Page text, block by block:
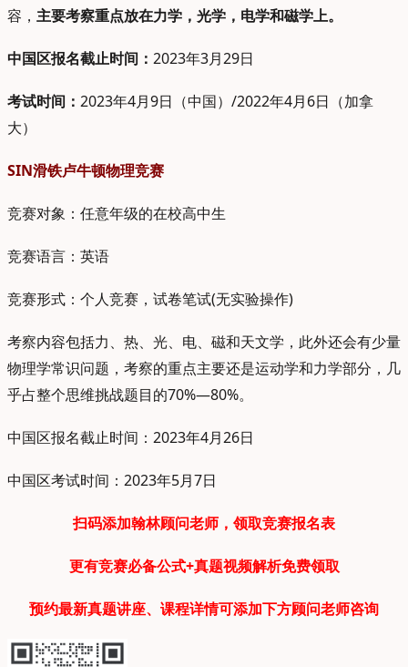
容， 主要考察重点放在力学，光学，电学和磁学上。
中国区报名截止时间： 2023年3月29日
考试时间： 2023年4月9日（中国）/2022年4月6日（加拿
大）
SIN滑铁卢牛顿物理竞赛
竞赛对象：任意年级的在校高中生
竞赛语言：英语
竞赛形式：个人竞赛，试卷笔试(无实验操作)
考察内容包括力、热、光、电、磁和天文学，此外还会有少量
物理学常识问题，考察的重点主要还是运动学和力学部分，几
乎占整个思维挑战题目的70%—80%。
中国区报名截止时间：2023年4月26日
中国区考试时间：2023年5月7日
扫码添加翰林顾问老师，领取竞赛报名表
更有竞赛必备公式+真题视频解析免费领取
预约最新真题讲座、课程详情可添加下方顾问老师咨询